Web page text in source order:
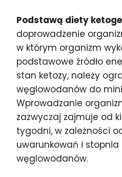
Podstawą diety
doprowadzenie
w którym organizm
podstawowe źródło
stan ketozy, należy
węglowodanów do
Wprowadzanie
zazwyczaj zajmuje od
tygodni, w zależności
uwarunkowań i
węglowodanów.